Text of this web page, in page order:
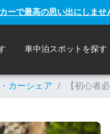
ーで最高の思い出にしませ
車中泊スポットを探す
カーシェア / 【初心者